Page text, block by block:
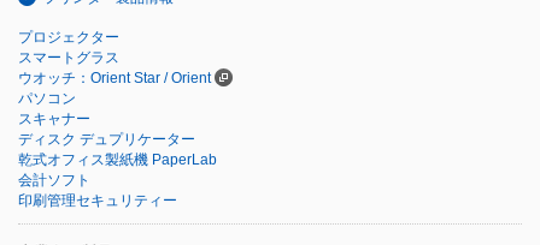
プロジェクター
スマートグラス
ウオッチ：Orient Star / Orient
パソコン
スキャナー
ディスク デュプリケーター
乾式オフィス製紙機 PaperLab
会計ソフト
印刷管理セキュリティー